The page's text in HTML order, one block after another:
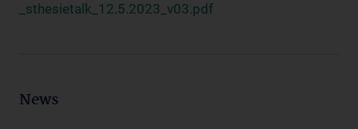
_sthesietalk_12.5.2023_v03.pdf
News